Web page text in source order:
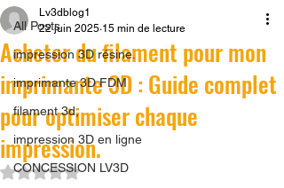
All Posts
impression 3D résine.
imprimante 3D FDM
filament 3d,
impression 3D en ligne
CONCESSION LV3D
Acheter du filament pour mon
imprimante 3D : Guide complet
pour optimiser chaque
impression.
Lv3dblog1
22 juin 2025 15 min de lecture
Noté NaN étoiles sur 5.